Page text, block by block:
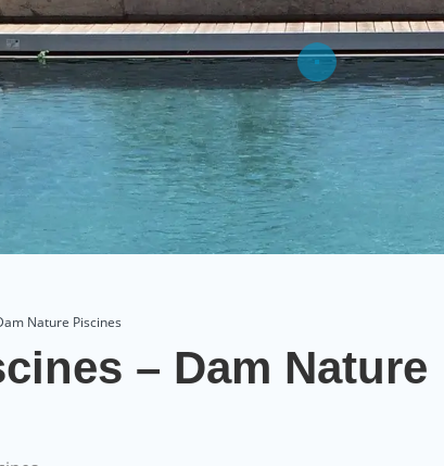
Nature Piscines
– Dam Nature